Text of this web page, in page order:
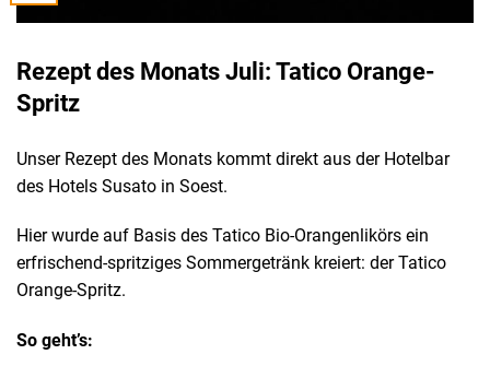
Rezept des Monats Juli: Tatico Orange-
Spritz
Unser Rezept des Monats kommt direkt aus der Hotelbar
des Hotels Susato in Soest.
Hier wurde auf Basis des Tatico Bio-Orangenlikörs ein
erfrischend-spritziges Sommergetränk kreiert: der Tatico
Orange-Spritz.
So geht’s: